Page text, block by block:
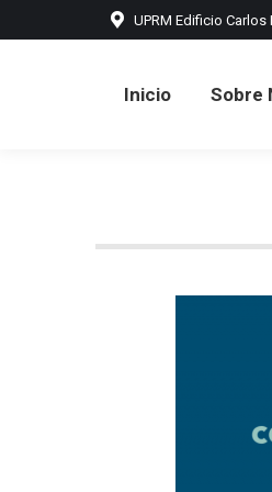
UPRM Edificio Carlos
Inicio Sobre
Inicio Sobre